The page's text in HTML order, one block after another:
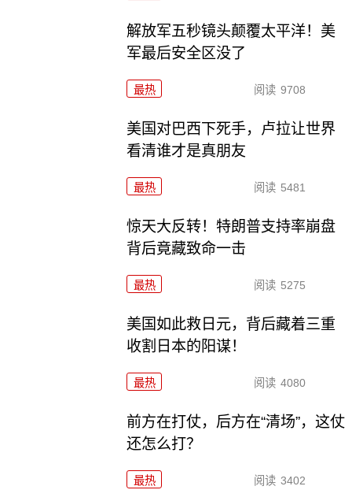
解放军五秒镜头颠覆太平洋！美
军最后安全区没了
最热 阅读 9708
美国对巴西下死手，卢拉让世界
看清谁才是真朋友
最热 阅读 5481
惊天大反转！特朗普支持率崩盘
背后竟藏致命一击
最热 阅读 5275
美国如此救日元，背后藏着三重
收割日本的阳谋！
最热 阅读 4080
前方在打仗，后方在“清场”，这仗
还怎么打？
最热 阅读 3402